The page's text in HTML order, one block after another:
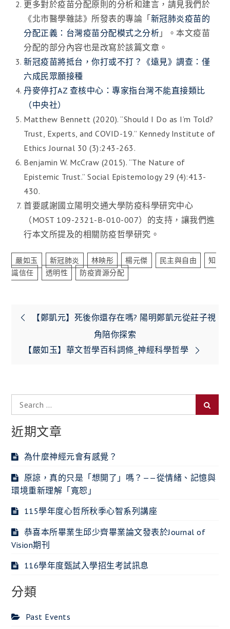
更多對於疫苗分配原則的分析和建言，請見我們於
《北市醫學雜誌》所發表的專論「新冠肺炎疫苗的
分配正義：台灣疫苗分配模式之分析 」。本文疫苗
分配的部分內容也是改寫於該篇文章。
新冠疫苗將抵台，你打或不打？《遠見》調查：僅
六成民眾願接種
丹麥停打AZ 查核中心：專家指台灣不能直接類比
（中央社）
Matthew Bennett (2020). “Should I Do as I’m Told?
Trust, Experts, and COVID-19.” Kennedy Institute of
Ethics Journal 30 (3):243-263.
Benjamin W. McCraw (2015). “The Nature of
Epistemic Trust.” Social Epistemology 29 (4):413-
430.
首要感謝國立陽明交通大學防疫科學研究中心
（MOST 109-2321-B-010-007）的支持，讓我們進
行本文所提及的相關防疫哲學研究。
嚴如玉 新冠肺炎 林映彤 楊元傑 民主與自由
知
識信任
透明性 防疫資源分配
文
章
導
【鄭凱元】死後你還存在嗎? 陽明鄭凱元從莊子視
角陪你探索
【嚴如玉】華文哲學百科詞條_神經科學哲學
Search
for:
近期文章
為什麼神經元會有感覺？
原諒，真的只是「想開了」嗎？——從情緒、記憶與
環境重新理解「寬恕」
115學年度心哲所秋季心智系列講座
恭喜本所畢業生邱少齊畢業論文發表於Journal of
Vision期刊
116學年度甄試入學招生考試訊息
分類
Past Events